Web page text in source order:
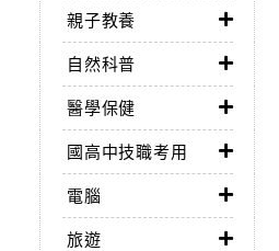
親子教養
自然科普
醫學保健
國高中技職考用
電腦
旅遊